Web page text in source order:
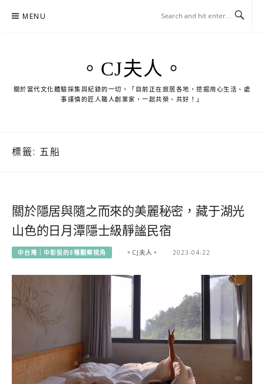
MENU
。CJ夫人。
關於當代文化體驗採集與紀錄的一切。「目前正在旅居各地，挖掘用心生活、處
事謹慎的匠人職人創業家，一起共榮、共好！」
標籤: 五船
關於隱居與隨之而來的美麗秘密，藏于湖光
山色的日月潭隱士級靜謐民宿
中台灣｜中彰投的8種觀察視角 。CJ夫人。 2023-04-22